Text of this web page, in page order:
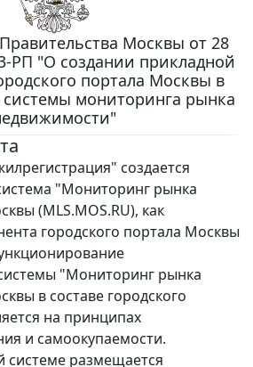
Москвы от 28
РП "О создании прикладной
портала Москвы в
системы мониторинга рынка
создается
"Мониторинг рынка
(MLS.MOS.RU), как
городского портала Москвы
"Мониторинг рынка
в составе городского
на принципах
и самоокупаемости.
размещается